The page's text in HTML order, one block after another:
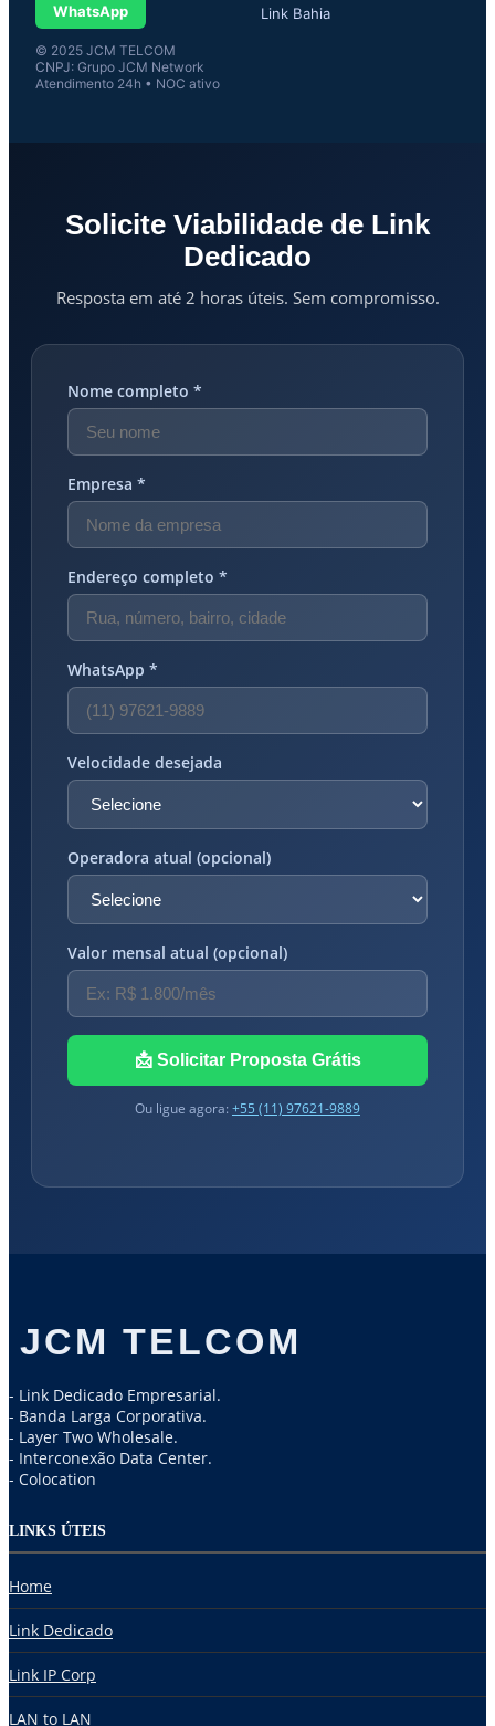
WhatsApp
© 2025 JCM TELCOM
CNPJ: Grupo JCM Network
Atendimento 24h • NOC ativo
Link Bahia
Solicite Viabilidade de Link
Dedicado
Resposta em até 2 horas úteis. Sem compromisso.
Nome completo *
Empresa *
Endereço completo *
WhatsApp *
Velocidade desejada
Operadora atual (opcional)
Valor mensal atual (opcional)
📩 Solicitar Proposta Grátis
Ou ligue agora: +55 (11) 97621-9889
JCM TELCOM
- Link Dedicado Empresarial.
- Banda Larga Corporativa.
- Layer Two Wholesale.
- Interconexão Data Center.
- Colocation
LINKS ÚTEIS
Home
Link Dedicado
Link IP Corp
LAN to LAN